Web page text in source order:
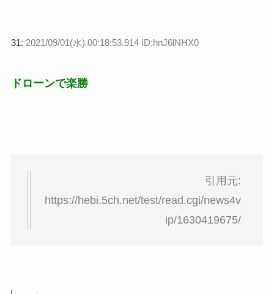
31: 2021/09/01(水) 00:18:53.914 ID:hnJ6lNHX0
ドローンで楽勝
引用元:
https://hebi.5ch.net/test/read.cgi/news4v
ip/1630419675/